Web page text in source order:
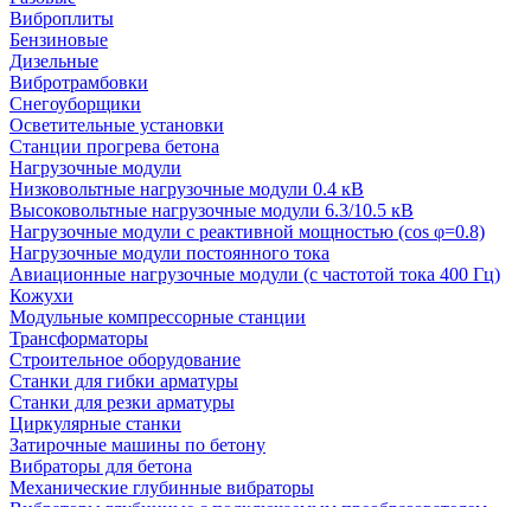
Виброплиты
Бензиновые
Дизельные
Вибротрамбовки
Снегоуборщики
Осветительные установки
Станции прогрева бетона
Нагрузочные модули
Низковольтные нагрузочные модули 0.4 кВ
Высоковольтные нагрузочные модули 6.3/10.5 кВ
Нагрузочные модули с реактивной мощностью (cos φ=0.8)
Нагрузочные модули постоянного тока
Авиационные нагрузочные модули (с частотой тока 400 Гц)
Кожухи
Модульные компрессорные станции
Трансформаторы
Строительное оборудование
Станки для гибки арматуры
Станки для резки арматуры
Циркулярные станки
Затирочные машины по бетону
Вибраторы для бетона
Механические глубинные вибраторы